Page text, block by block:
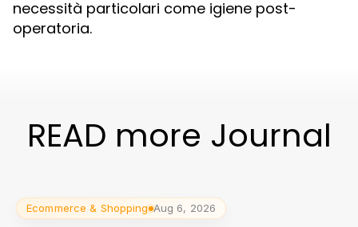
necessità particolari come igiene post-
operatoria.
READ more Journal
Ecommerce & Shopping Aug 6, 2026